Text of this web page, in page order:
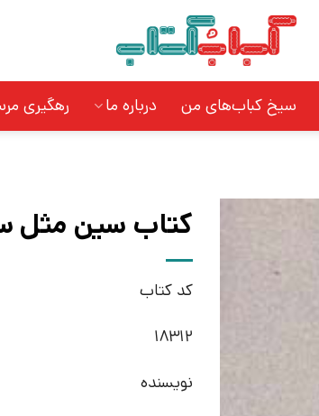
سیخ کباب‌های من درباره ما رهگیری
کتاب سین مثل
کد کتاب
18312
نویسنده